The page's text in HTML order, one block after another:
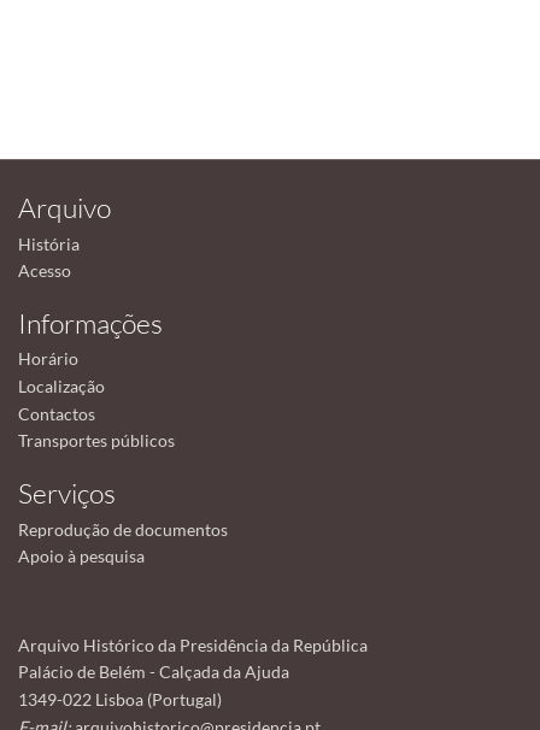
Arquivo
História
Acesso
Informações
Horário
Localização
Contactos
Transportes públicos
Serviços
Reprodução de documentos
Apoio à pesquisa
Arquivo Histórico da Presidência da República
Palácio de Belém - Calçada da Ajuda
1349-022 Lisboa (Portugal)